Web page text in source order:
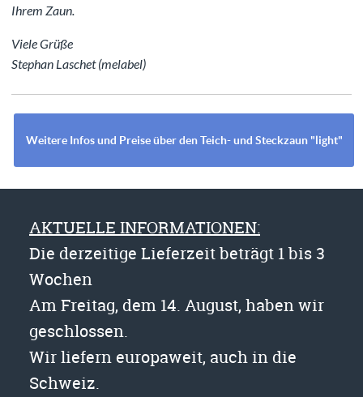
Ihrem Zaun.
Viele Grüße
Stephan Laschet (melabel)
Weitere Infos und Preise über den Teich- und Steckzaun "light"
AKTUELLE INFORMATIONEN:
Die derzeitige Lieferzeit beträgt 1 bis 3
Wochen
Am Freitag, dem 14. August, haben wir
geschlossen.
Wir liefern europaweit, auch in die
Schweiz.